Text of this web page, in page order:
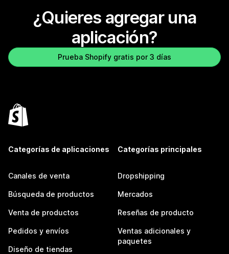
¿Quieres agregar una
aplicación?
Prueba Shopify gratis por 3 días
Categorías de aplicaciones
Canales de venta
Búsqueda de productos
Venta de productos
Pedidos y envíos
Diseño de tiendas
Categorías principales
Dropshipping
Mercados
Reseñas de producto
Ventas adicionales y
paquetes